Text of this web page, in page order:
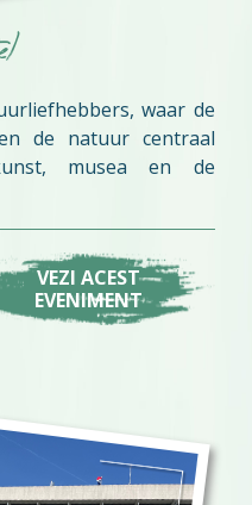
waar de
de natuur centraal
musea en de
VEZI ACEST
EVENIMENT